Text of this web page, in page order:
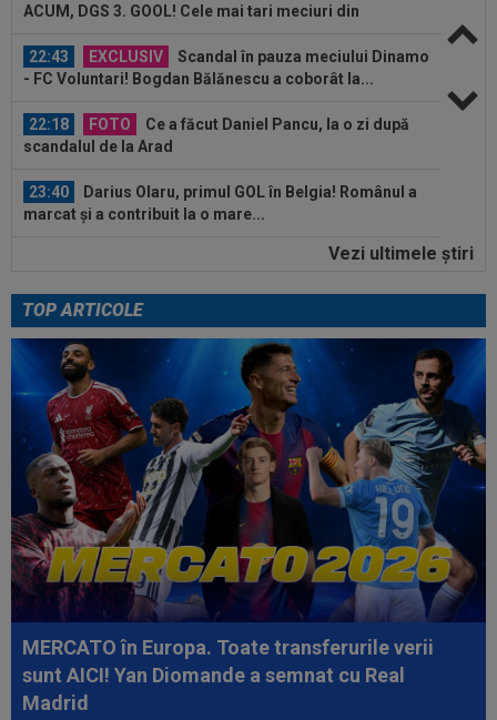
ACUM, DGS 3. GOOL! Cele mai tari meciuri din
22:43
EXCLUSIV
Scandal în pauza meciului Dinamo
- FC Voluntari! Bogdan Bălănescu a coborât la...
22:18 FOTO
Ce a făcut Daniel Pancu, la o zi după
scandalul de la Arad
23:40
Darius Olaru, primul GOL în Belgia! Românul a
marcat și a contribuit la o mare...
Nota primită de Dennis Man, după ”nebunia” cu
23:30 VIDEO
Dinamo - FC Voluntari 4-0. Elevii lui
Nuno Campos au dat recital pe ”Arcul de...
23:15 VIDEO
Momente de panică la Dinamo - FC
Voluntari! Semne disperate către ambulanță
23:14
Primul transfer cerut de Marius Șumudică la
CFR Cluj
Vezi ultimele ştiri
TOP ARTICOLE
MERCATO în Europa. Toate transferurile verii
sunt AICI! Yan Diomande a semnat cu Real
Madrid